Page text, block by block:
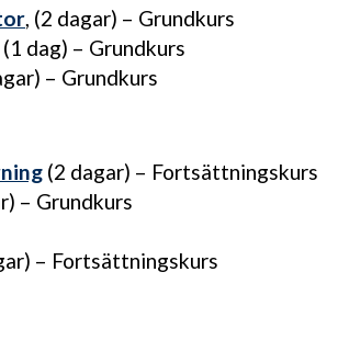
, (2 dagar) – Grundkurs
, (1 dag) – Grundkurs
– Grundkurs
(2 dagar) – Fortsättningskurs
– Grundkurs
– Fortsättningskurs